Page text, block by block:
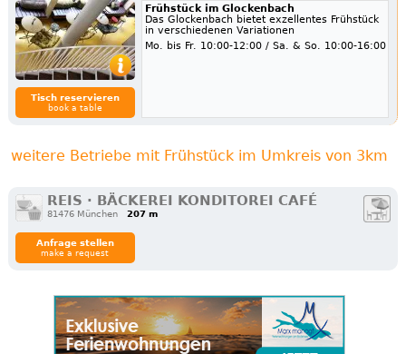
Tisch reservieren
book a table
Frühstück im Glockenbach
Das Glockenbach bietet exzellentes Frühstück
in verschiedenen Variationen
Mo. bis Fr. 10:00-12:00 / Sa. & So. 10:00-16:00
weitere Betriebe mit Frühstück im Umkreis von 3km
REIS · BÄCKEREI KONDITOREI CAFÉ
81476 München 207 m
Anfrage stellen
make a request